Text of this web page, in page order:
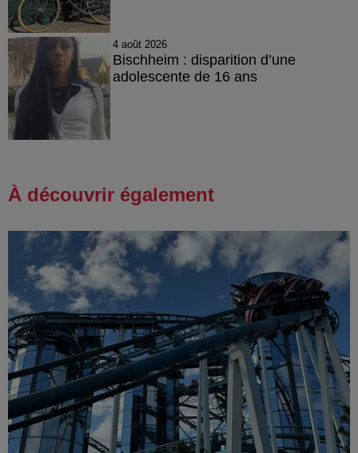
4 août 2026
Bischheim : disparition d’une
adolescente de 16 ans
À découvrir également